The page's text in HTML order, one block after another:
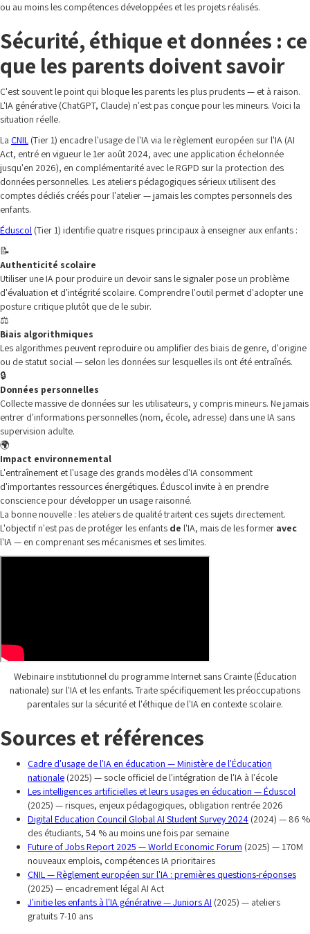
ou au moins les compétences développées et les projets réalisés.
Sécurité, éthique et données : ce
que les parents doivent savoir
C'est souvent le point qui bloque les parents les plus prudents — et à raison.
L'IA générative (ChatGPT, Claude) n'est pas conçue pour les mineurs. Voici la
situation réelle.
La CNIL (Tier 1) encadre l'usage de l'IA via le règlement européen sur l'IA (AI
Act, entré en vigueur le 1er août 2024, avec une application échelonnée
jusqu'en 2026), en complémentarité avec le RGPD sur la protection des
données personnelles. Les ateliers pédagogiques sérieux utilisent des
comptes dédiés créés pour l'atelier — jamais les comptes personnels des
enfants.
Éduscol (Tier 1) identifie quatre risques principaux à enseigner aux enfants :
📝
Authenticité scolaire
Utiliser une IA pour produire un devoir sans le signaler pose un problème
d'évaluation et d'intégrité scolaire. Comprendre l'outil permet d'adopter une
posture critique plutôt que de le subir.
⚖️
Biais algorithmiques
Les algorithmes peuvent reproduire ou amplifier des biais de genre, d'origine
ou de statut social — selon les données sur lesquelles ils ont été entraînés.
🔒
Données personnelles
Collecte massive de données sur les utilisateurs, y compris mineurs. Ne jamais
entrer d'informations personnelles (nom, école, adresse) dans une IA sans
supervision adulte.
🌍
Impact environnemental
L'entraînement et l'usage des grands modèles d'IA consomment
d'importantes ressources énergétiques. Éduscol invite à en prendre
conscience pour développer un usage raisonné.
La bonne nouvelle : les ateliers de qualité traitent ces sujets directement.
L'objectif n'est pas de protéger les enfants de l'IA, mais de les former avec
l'IA — en comprenant ses mécanismes et ses limites.
Webinaire institutionnel du programme Internet sans Crainte (Éducation
nationale) sur l'IA et les enfants. Traite spécifiquement les préoccupations
parentales sur la sécurité et l'éthique de l'IA en contexte scolaire.
Sources et références
Cadre d'usage de l'IA en éducation — Ministère de l'Éducation
nationale (2025) — socle officiel de l'intégration de l'IA à l'école
Les intelligences artificielles et leurs usages en éducation — Éduscol
(2025) — risques, enjeux pédagogiques, obligation rentrée 2026
Digital Education Council Global AI Student Survey 2024 (2024) — 86 %
des étudiants, 54 % au moins une fois par semaine
Future of Jobs Report 2025 — World Economic Forum (2025) — 170M
nouveaux emplois, compétences IA prioritaires
CNIL — Règlement européen sur l'IA : premières questions-réponses
(2025) — encadrement légal AI Act
J'initie les enfants à l'IA générative — Juniors AI (2025) — ateliers
gratuits 7-10 ans